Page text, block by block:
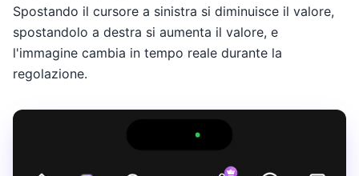
Spostando il cursore a sinistra si diminuisce il valore,
spostandolo a destra si aumenta il valore, e
l'immagine cambia in tempo reale durante la
regolazione.